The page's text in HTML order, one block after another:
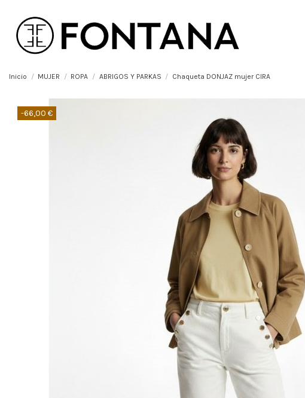
Inicio MUJER ROPA ABRIGOS Y PARKAS Chaqueta DONJAZ mujer CIRA
-66,00 €